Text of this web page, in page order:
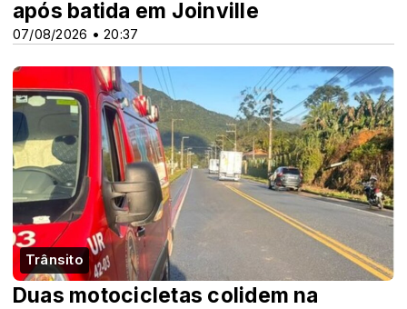
07/08/2026 • 20:37
após batida em Joinville
Trânsito
Duas motocicletas colidem na